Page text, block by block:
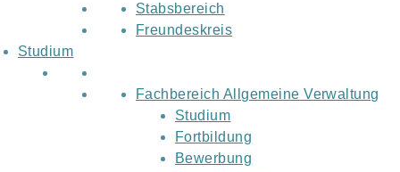
Stabsbereich
Freundeskreis
Studium
Fachbereich Allgemeine Verwaltung
Studium
Fortbildung
Bewerbung